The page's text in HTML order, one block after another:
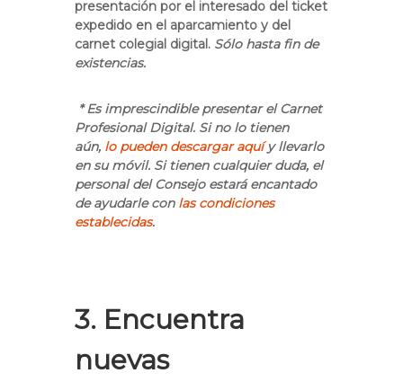
presentación por el interesado del ticket
expedido en el aparcamiento y del
carnet colegial digital. Sólo hasta fin de
existencias.
* Es imprescindible presentar el Carnet
Profesional Digital. Si no lo tienen
aún, lo pueden descargar aquíy llevarlo
en su móvil. Si tienen cualquier duda, el
personal del Consejo estará encantado
de ayudarle conlas condiciones
establecidas.
3. Encuentra
nuevas